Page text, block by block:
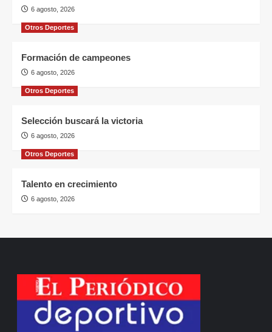
6 agosto, 2026
Otros Deportes
Formación de campeones
6 agosto, 2026
Otros Deportes
Selección buscará la victoria
6 agosto, 2026
Otros Deportes
Talento en crecimiento
6 agosto, 2026